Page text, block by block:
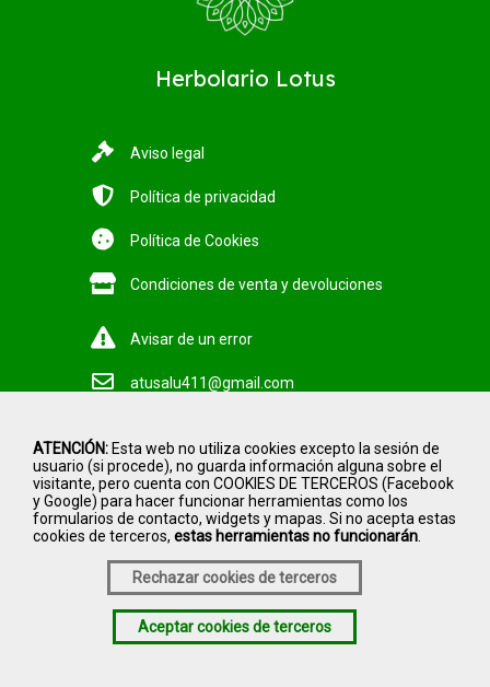
ATENCIÓN: Esta web no utiliza cookies excepto la sesión de
usuario (si procede), no guarda información alguna sobre el
visitante, pero cuenta con COOKIES DE TERCEROS (Facebook
y Google) para hacer funcionar herramientas como los
formularios de contacto, widgets y mapas. Si no acepta estas
cookies de terceros, estas herramientas no funcionarán
Rechazar cookies de terceros
Aceptar cookies de terceros
Herbolario Lotus
Aviso legal
Política de privacidad
Política de Cookies
Condiciones de venta y devoluciones
Avisar de un error
atusalu411@gmail.com
2026 Herbolario Lotus